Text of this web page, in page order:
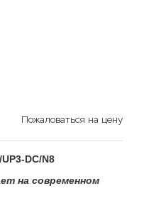
Пожаловаться на цену
DC/N8
на современном